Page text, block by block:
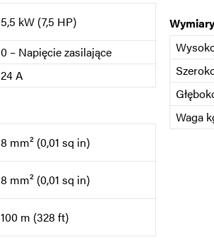
5,5 kW (7,5 HP)
0 – Napięcie zasilające
24 A
8 mm² (0,01 sq in)
8 mm² (0,01 sq in)
100 m (328 ft)
Waga